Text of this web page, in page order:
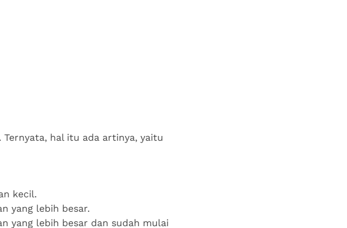
hal itu ada artinya, yaitu
kecil.
yang lebih besar.
yang lebih besar dan sudah mulai